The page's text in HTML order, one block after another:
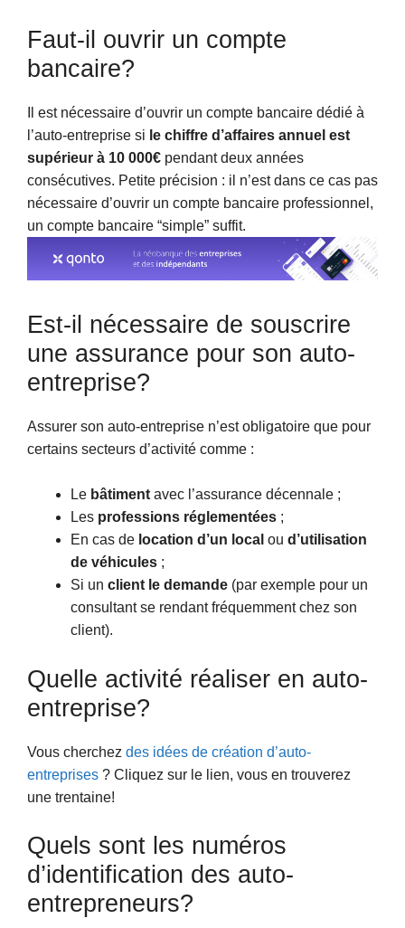
Faut-il ouvrir un compte
bancaire?
Il est nécessaire d’ouvrir un compte bancaire dédié à
l’auto-entreprise si le chiffre d’affaires annuel est
supérieur à 10 000€ pendant deux années
consécutives. Petite précision : il n’est dans ce cas pas
nécessaire d’ouvrir un compte bancaire professionnel,
un compte bancaire “simple” suffit.
Est-il nécessaire de souscrire
une assurance pour son auto-
entreprise?
Assurer son auto-entreprise n’est obligatoire que pour
certains secteurs d’activité comme :
Le bâtiment avec l’assurance décennale ;
Les professions réglementées ;
En cas de location d’un local ou d’utilisation
de véhicules ;
Si un client le demande (par exemple pour un
consultant se rendant fréquemment chez son
client).
Quelle activité réaliser en auto-
entreprise?
Vous cherchez des idées de création d’auto-
entreprises ? Cliquez sur le lien, vous en trouverez
une trentaine!
Quels sont les numéros
d’identification des auto-
entrepreneurs?